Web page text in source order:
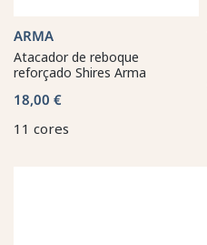
ARMA
Atacador de reboque
reforçado Shires Arma
18,00 €
11 cores